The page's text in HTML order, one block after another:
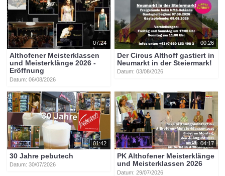
07:24
Althofener Meisterklassen
und Meisterklänge 2026 -
Eröffnung
Datum: 06/08/2026
00:26
Der Circus Althoff gastiert in
Neumarkt in der Steiermark!
Datum: 03/08/2026
01:42
30 Jahre pebutech
Datum: 30/07/2026
04:17
PK Althofener Meisterklänge
und Meisterklassen 2026
Datum: 29/07/2026